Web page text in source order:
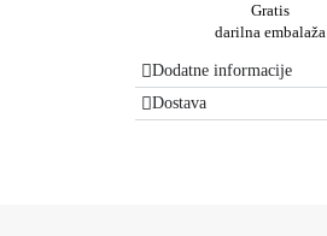
Gratis
darilna embalaža
Dodatne informacije
Dostava